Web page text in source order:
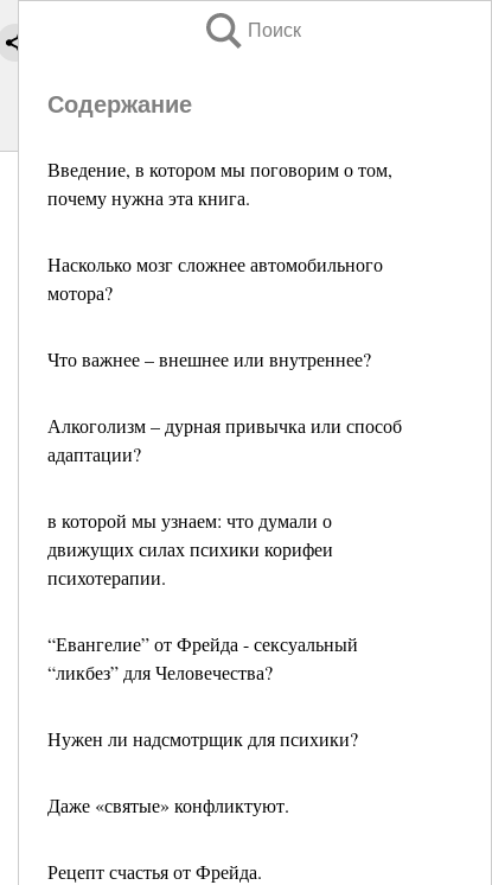
Поиск
Содержание
Введение, в котором мы поговорим о том,
почему нужна эта книга.
Насколько мозг сложнее автомобильного
мотора?
Что важнее – внешнее или внутреннее?
Алкоголизм – дурная привычка или способ
адаптации?
в которой мы узнаем: что думали о
движущих силах психики корифеи
психотерапии.
“Евангелие” от Фрейда - сексуальный
“ликбез” для Человечества?
Нужен ли надсмотрщик для психики?
Даже «святые» конфликтуют.
Рецепт счастья от Фрейда.